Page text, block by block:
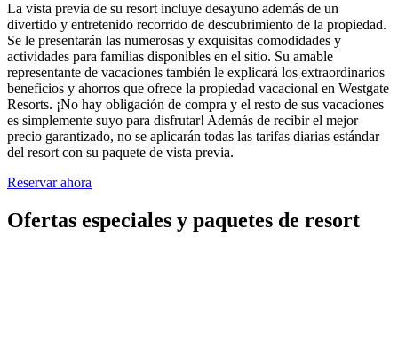
La vista previa de su resort incluye desayuno además de un
divertido y entretenido recorrido de descubrimiento de la propiedad.
Se le presentarán las numerosas y exquisitas comodidades y
actividades para familias disponibles en el sitio. Su amable
representante de vacaciones también le explicará los extraordinarios
beneficios y ahorros que ofrece la propiedad vacacional en Westgate
Resorts. ¡No hay obligación de compra y el resto de sus vacaciones
es simplemente suyo para disfrutar! Además de recibir el mejor
precio garantizado, no se aplicarán todas las tarifas diarias estándar
del resort con su paquete de vista previa.
Reservar ahora
Ofertas especiales y paquetes de resort